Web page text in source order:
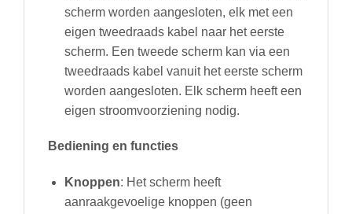
scherm worden aangesloten, elk met een
eigen tweedraads kabel naar het eerste
scherm. Een tweede scherm kan via een
tweedraads kabel vanuit het eerste scherm
worden aangesloten. Elk scherm heeft een
eigen stroomvoorziening nodig.
Bediening en functies
Knoppen: Het scherm heeft
aanraakgevoelige knoppen (geen